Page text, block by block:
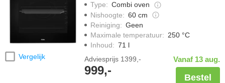
Vergelijk
Type: Combi oven
Nishoogte: 60 cm
Reiniging: Geen
Maximale temperatuur: 250 °C
Inhoud: 71 l
Adviesprijs 1399,-
999,-
Vanaf 13 aug.
Bestel